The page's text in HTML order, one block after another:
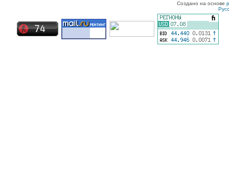
Создано на основе